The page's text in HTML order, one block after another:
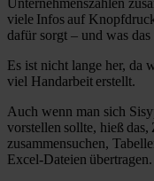
Unternehmenszahlen
viele Infos auf
dafür sorgt – und was
Es ist nicht lange her,
viel Handarbeit erstellt.
Auch wenn man sich
vorstellen sollte, hieß
zusammensuchen,
Excel-Dateien übertragen.